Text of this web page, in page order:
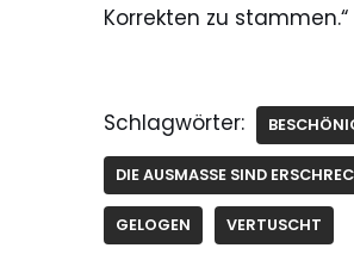
Korrekten zu stammen.“ [
Schlagwörter:
DIE AUSMASSE SIND
GELOGEN VERTUSCHT